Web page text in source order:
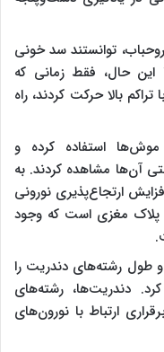
توانستند سد خونی
این حال، فقط زمانی که
بالا حرکت کردند، راه
استفاده کرده و
آن‌ها مشاهده کردند. به
ارتجاع‌پذیری نورونی
مغزی است که وجود
طول رشته‌های دندریت را
دندریت‌ها، رشته‌های
ارتباط با نورون‌های